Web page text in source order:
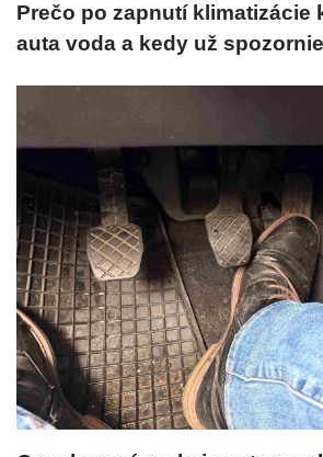
Prečo po zapnutí klimatizácie
auta voda a kedy už